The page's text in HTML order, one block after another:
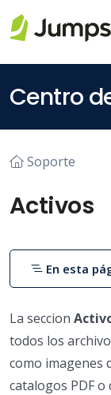
Centro
Soporte
Activos
La seccion
todos los
como imagenes
catalogos PDF
En esta